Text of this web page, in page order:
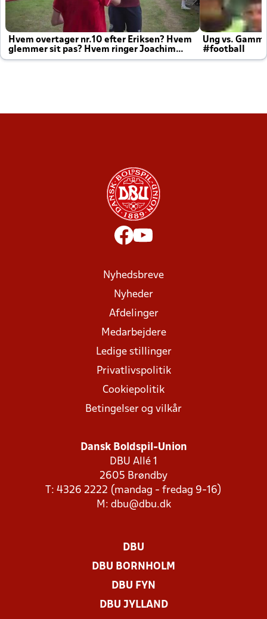
Hvem overtager nr.10 efter Eriksen? Hvem
glemmer sit pas? Hvem ringer Joachim
altid til efter kampe?
Ung vs.
#football
Nyhedsbreve
Nyheder
Afdelinger
Medarbejdere
Ledige stillinger
Privatlivspolitik
Cookiepolitik
Betingelser og vilkår
Dansk Boldspil-Union
DBU Allé 1
2605 Brøndby
T: 4326 2222 (mandag - fredag 9-16)
M: dbu@dbu.dk
DBU
DBU BORNHOLM
DBU FYN
DBU JYLLAND